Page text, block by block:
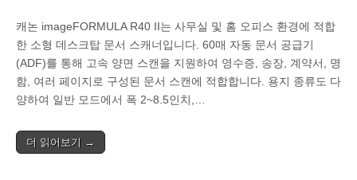
캐논 imageFORMULA R40 II는 사무실 및 홈 오피스 환경에 적합
한 소형 데스크탑 문서 스캐너입니다. 60매 자동 문서 공급기
(ADF)를 통해 고속 양면 스캔을 지원하여 영수증, 송장, 계약서, 명
함, 여러 페이지로 구성된 문서 스캔에 적합합니다. 용지 종류도 다
양하여 일반 모드에서 폭 2~8.5인치,…
더 읽어보기 →